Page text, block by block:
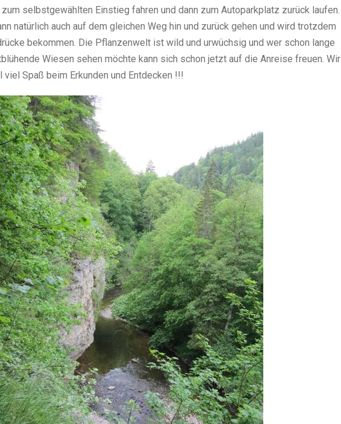
selbstgewählten Einstieg fahren und dann zum Autoparkplatz zurück laufen.
natürlich auch auf dem gleichen Weg hin und zurück gehen und wird trotzdem
bekommen. Die Pflanzenwelt ist wild und urwüchsig und wer schon lange
Wiesen sehen möchte kann sich schon jetzt auf die Anreise freuen. Wir
Spaß beim Erkunden und Entdecken !!!